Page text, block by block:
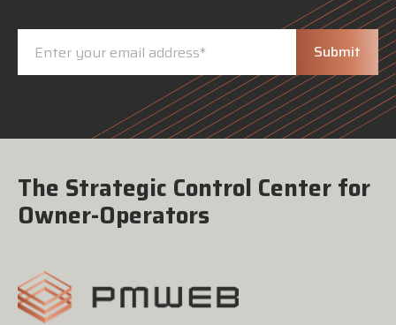
The Strategic Control Center for
Owner-Operators